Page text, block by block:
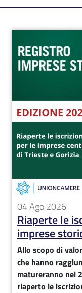
04 Ago 2026
Riaperte le
imprese
Allo scopo di
che hanno
matureranno nel
riaperto le